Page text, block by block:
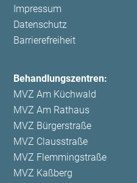
Impressum
Datenschutz
Barrierefreiheit
Behandlungszentren:
MVZ Am Küchwald
MVZ Am Rathaus
MVZ Bürgerstraße
MVZ Clausstraße
MVZ Flemmingstraße
MVZ Kaßberg